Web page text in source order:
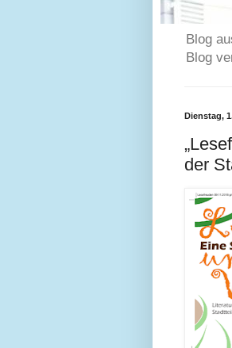
Blog
Blog
Dienstag,
der